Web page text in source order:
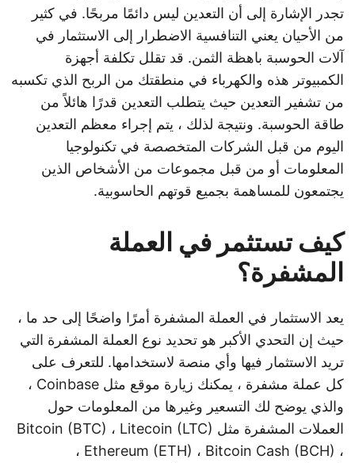
تجدر الإشارة إلى أن التعدين ليس دائمًا مربحًا. في كثير
من الأحيان يعني التنافسية الاضطرار إلى الاستثمار في
آلات الحوسبة باهظة الثمن. قد تقلل تكلفة أجهزة
الكمبيوتر هذه والكهرباء في منطقتك من الربح الذي تكسبه
من تشفير التعدين حيث يتطلب التعدين قدرًا هائلاً من
طاقة الحوسبة. ونتيجة لذلك ، يتم إجراء معظم التعدين
اليوم من قبل الشركات المتخصصة في تكنولوجيا
المعلومات أو من قبل مجموعات من الأشخاص الذين
يجتمعون للمساهمة بجميع قوتهم الحاسوبية.
كيف تستثمر في العملة
المشفرة؟
يعد الاستثمار في العملة المشفرة أمرًا واضحًا إلى حد ما ،
حيث إن التحدي الأكبر هو تحديد نوع العملة المشفرة التي
تريد الاستثمار فيها وأي منصة لاستخدامها. للتعرف على
كل عملة مشفرة ، يمكنك زيارة موقع مثل Coinbase ،
والذي يوضح لك التسعير وغيرها من المعلومات حول
العملات المشفرة مثل Bitcoin (BTC) ، Litecoin (LTC)
، Ethereum (ETH) ، Bitcoin Cash (BCH) ،